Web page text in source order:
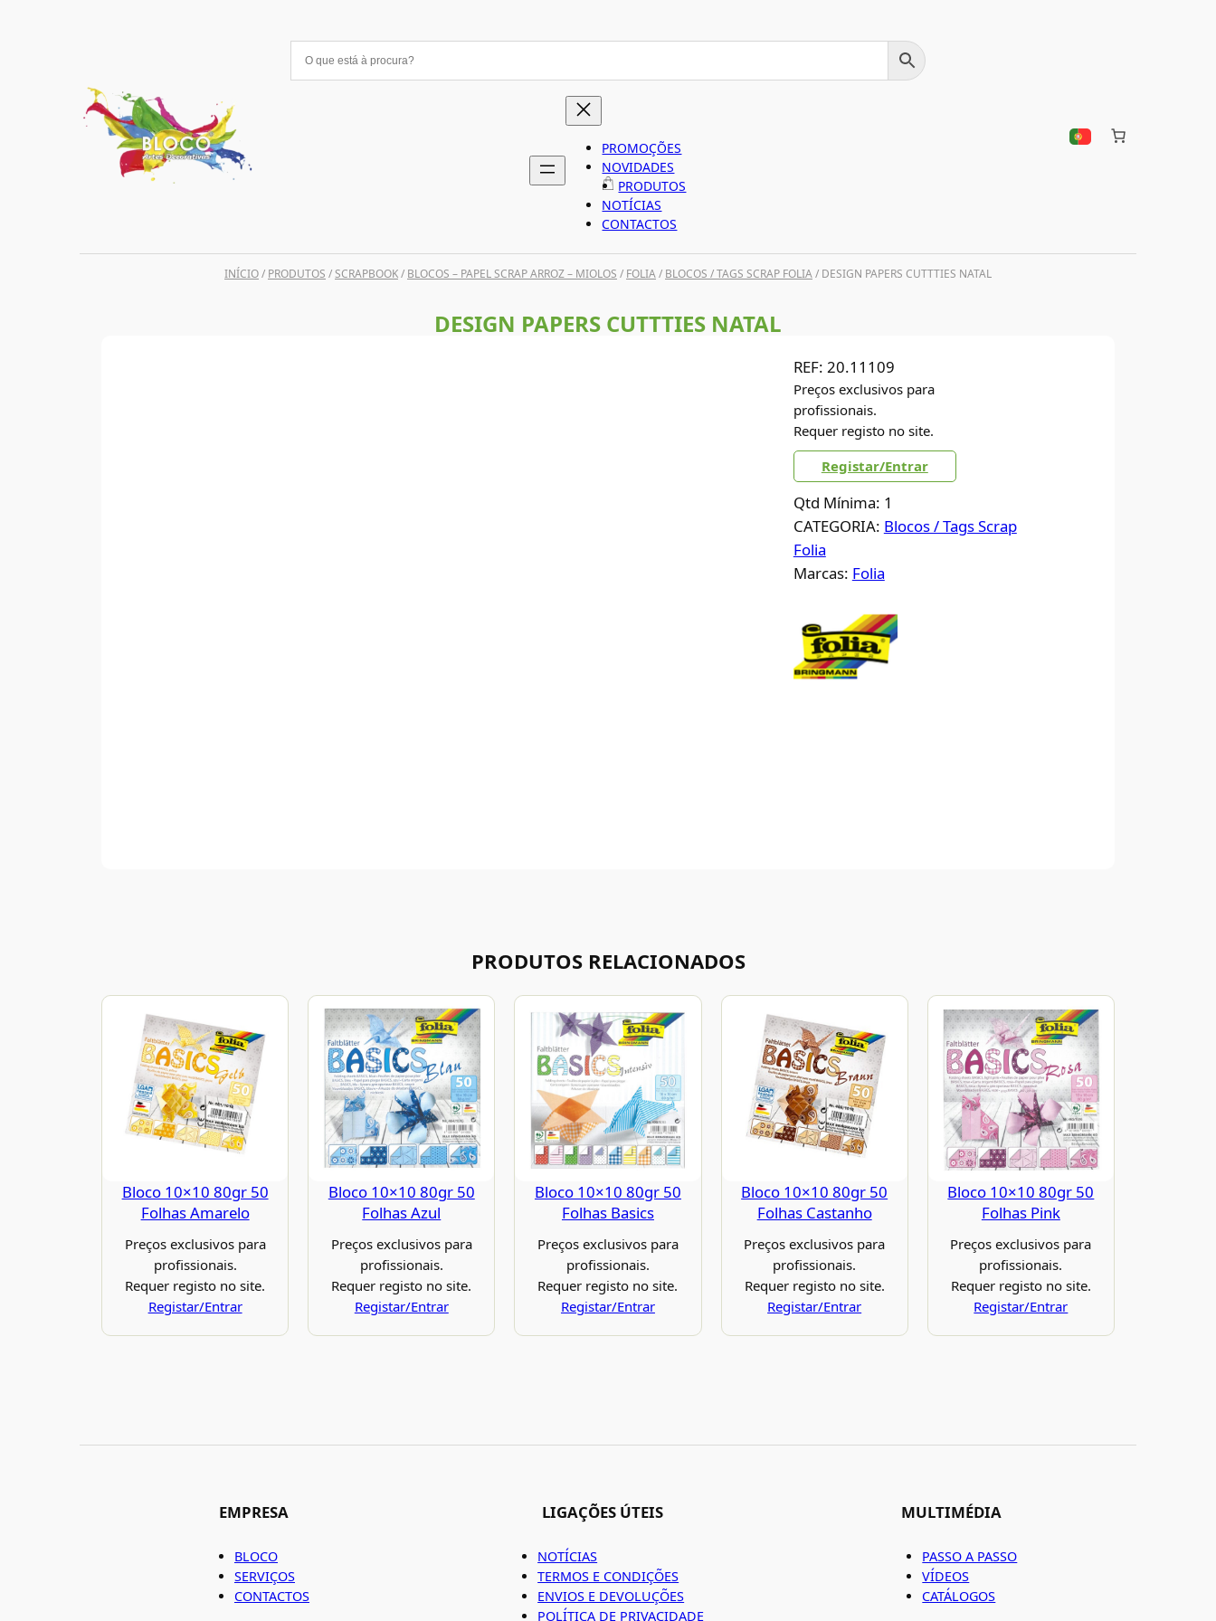
PROMOÇÕES
NOVIDADES
PRODUTOS
NOTÍCIAS
CONTACTOS
INÍCIO/ PRODUTOS /SCRAPBOOK/ BLOCOS – PAPEL SCRAP ARROZ – MIOLOS / FOLIA/ BLOCOS / TAGS SCRAP FOLIA/ DESIGN PAPERS CUTTTIES NATAL
DESIGN PAPERS CUTTTIES NATAL
REF: 20.11109
Preços exclusivos para
profissionais.
Requer registo no site.
Registar/Entrar
Qtd Mínima: 1
CATEGORIA: Blocos / Tags Scrap
Folia
Marcas: Folia
PRODUTOS RELACIONADOS
Bloco 10×10 80gr 50
Folhas Amarelo
Preços exclusivos para
profissionais.
Requer registo no site.
Registar/Entrar
Bloco 10×10 80gr 50
Folhas Azul
Preços exclusivos para
profissionais.
Requer registo no site.
Registar/Entrar
Bloco 10×10 80gr 50
Folhas Basics
Preços exclusivos para
profissionais.
Requer registo no site.
Registar/Entrar
Bloco 10×10 80gr 50
Folhas Castanho
Preços exclusivos para
profissionais.
Requer registo no site.
Registar/Entrar
Bloco 10×10 80gr 50
Folhas Pink
Preços exclusivos para
profissionais.
Requer registo no site.
Registar/Entrar
EMPRESA
BLOCO
SERVIÇOS
CONTACTOS
LIGAÇÕES ÚTEIS
NOTÍCIAS
TERMOS E CONDIÇÕES
ENVIOS E DEVOLUÇÕES
POLÍTICA DE PRIVACIDADE
MULTIMÉDIA
PASSO A PASSO
VÍDEOS
CATÁLOGOS